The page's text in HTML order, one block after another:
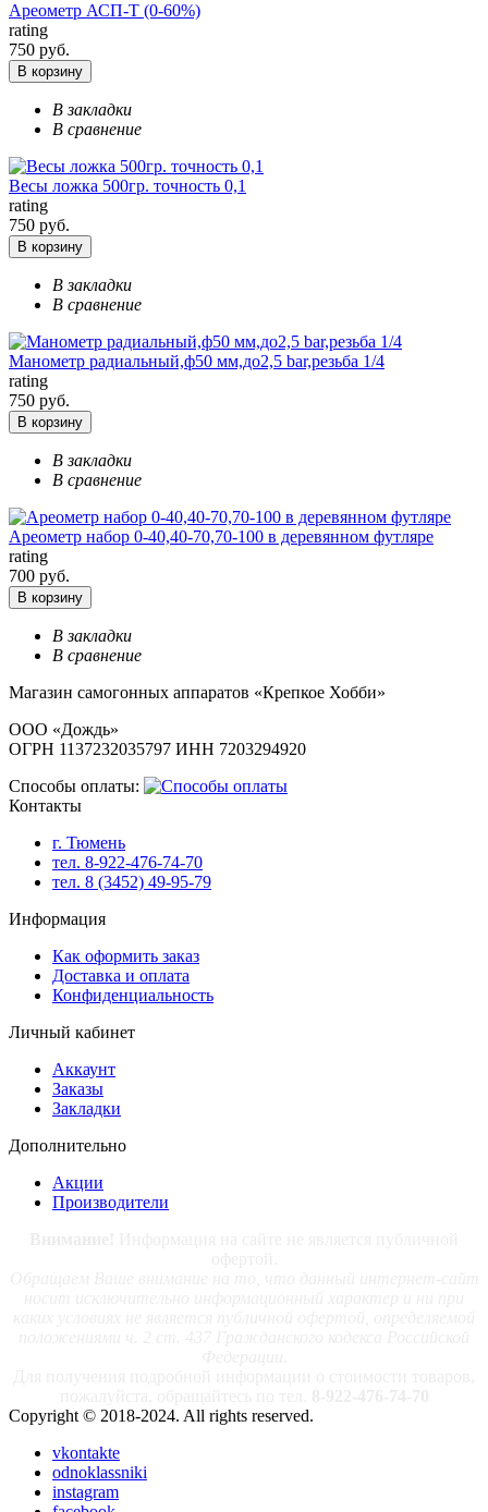
Ареометр АСП-Т (0-60%)
rating
750 руб.
В корзину
В закладки
В сравнение
Весы ложка 500гр. точность 0,1
rating
750 руб.
В корзину
В закладки
В сравнение
Манометр радиальный,ф50 мм,до2,5 bar,резьба 1/4
rating
750 руб.
В корзину
В закладки
В сравнение
Ареометр набор 0-40,40-70,70-100 в деревянном футляре
rating
700 руб.
В корзину
В закладки
В сравнение
Магазин самогонных аппаратов «Крепкое Хобби»
ООО «Дождь»
ОГРН 1137232035797 ИНН 7203294920
Способы оплаты:
Контакты
г. Тюмень
тел. 8-922-476-74-70
тел. 8 (3452) 49-95-79
Информация
Как оформить заказ
Доставка и оплата
Конфиденциальность
Личный кабинет
Аккаунт
Заказы
Закладки
Дополнительно
Акции
Производители
Copyright © 2018-2024. All rights reserved.
vkontakte
odnoklassniki
instagram